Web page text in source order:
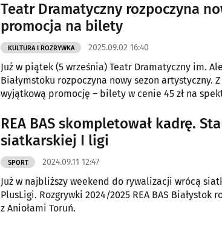
Teatr Dramatyczny rozpoczyna
promocja na bilety
KULTURA I ROZRYWKA 2025.09.02 16:40
Już w piątek (5 września) Teatr Dramatyczny im.
Białymstoku rozpoczyna nowy sezon artystyczny.
wyjątkową promocję – bilety w cenie 45 zł na
REA BAS skompletował kadrę.
siatkarskiej I ligi
SPORT 2024.09.11 12:47
Już w najbliższy weekend do rywalizacji wrócą
PlusLigi. Rozgrywki 2024/2025 REA BAS Białystok
z Aniołami Toruń.